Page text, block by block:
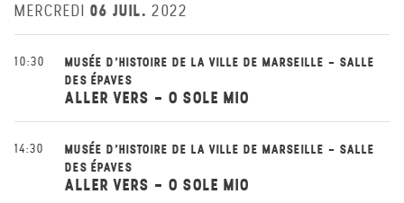
MERCREDI 06 JUIL. 2022
10:30
MUSÉE D'HISTOIRE DE LA VILLE DE MARSEILLE - SALLE
DES ÉPAVES
ALLER VERS - O SOLE MIO
14:30
MUSÉE D'HISTOIRE DE LA VILLE DE MARSEILLE - SALLE
DES ÉPAVES
ALLER VERS - O SOLE MIO